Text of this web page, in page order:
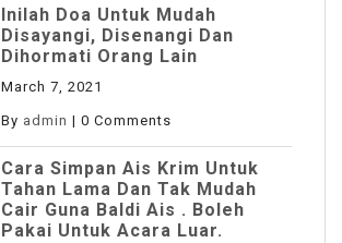
Inilah Doa Untuk Mudah
Disayangi, Disenangi Dan
Dihormati Orang Lain
March 7, 2021
By admin | 0 Comments
Cara Simpan Ais Krim Untuk
Tahan Lama Dan Tak Mudah
Cair Guna Baldi Ais . Boleh
Pakai Untuk Acara Luar.